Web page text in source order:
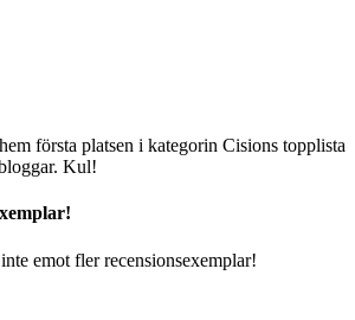
första platsen i kategorin Cisions topplista
Kul!
emot fler recensionsexemplar!